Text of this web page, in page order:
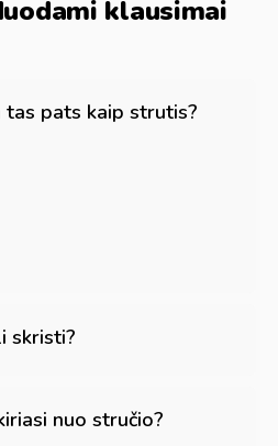
klausimai
tas pats kaip strutis?
skristi?
nuo stručio?